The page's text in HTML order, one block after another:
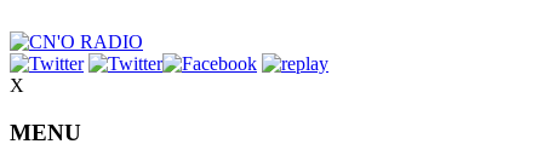
X
MENU